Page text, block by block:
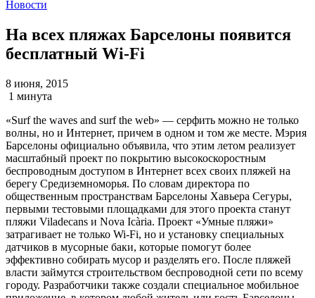
Новости
На всех пляжах Барселоны появится
бесплатный Wi-Fi
8 июня, 2015
1 минута
«Surf the waves and surf the web» — серфить можно не только
волны, но и Интернет, причем в одном и том же месте. Мэрия
Барселоны официально объявила, что этим летом реализует
масштабный проект по покрытию высокоскоростным
беспроводным доступом в Интернет всех своих пляжей на
берегу Средиземноморья. По словам директора по
общественным пространствам Барселоны Хавьера Сегуры,
первыми тестовыми площадками для этого проекта станут
пляжи Viladecans и Nova Icària. Проект «Умные пляжи»
затрагивает не только Wi-Fi, но и установку специальных
датчиков в мусорные баки, которые помогут более
эффективно собирать мусор и разделять его. После пляжей
власти займутся строительством беспроводной сети по всему
городу. Разработчики также создали специальное мобильное